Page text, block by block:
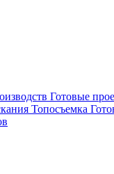
Готовые
Топосъемка